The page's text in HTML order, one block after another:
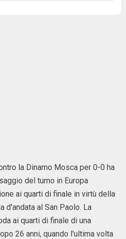
la Dinamo Mosca per 0-0 ha
del turno in Europa
ai quarti di finale in virtù della
d'andata al San Paolo. La
ai quarti di finale di una
26 anni, quando l'ultima volta